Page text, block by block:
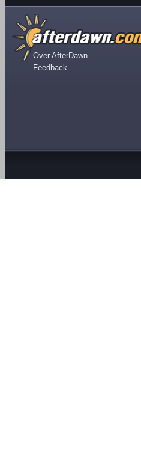
Over AfterDawn
Feedback